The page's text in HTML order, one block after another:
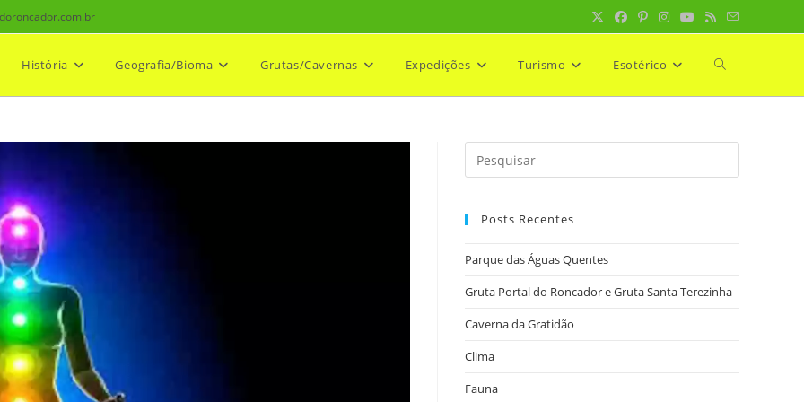
História Geografia/Bioma Grutas/Cavernas Expedições Turismo Esotérico Alternar
Posts Recentes
Parque das Águas Quentes
Gruta Portal do Roncador e Gruta Santa Terezinha
Caverna da Gratidão
Clima
Fauna